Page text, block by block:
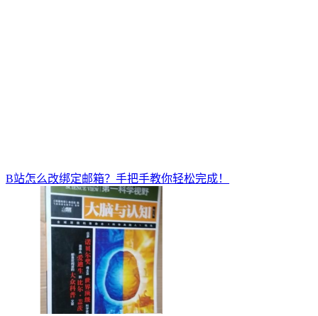
B站怎么改绑定邮箱？手把手教你轻松完成！